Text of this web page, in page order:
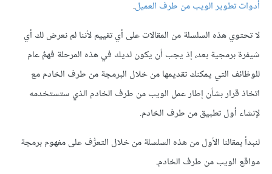
أدوات تطوير الويب من طرف العميل.
لا تحتوي هذه السلسلة من المقالات على أي تقييم لأننا لم نعرض لك أي
شيفرة برمجية بعد، إذ يجب أن يكون لديك في هذه المرحلة فهمٌ عام
للوظائف التي يمكنك تقديمها من خلال البرمجة من طرف الخادم مع
اتخاذ قرار بشأن إطار عمل الويب من طرف الخادم الذي ستستخدمه
لإنشاء أول تطبيق من طرف الخادم.
لنبدأ بمقالنا الأول من هذه السلسلة من خلال التعرُّف على مفهوم برمجة
مواقع الويب من طرف الخادم.